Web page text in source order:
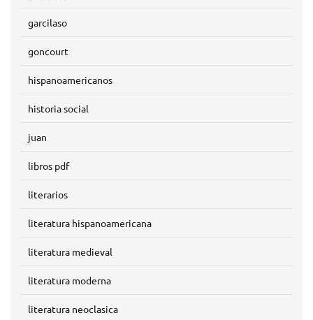
garcilaso
goncourt
hispanoamericanos
historia social
juan
libros pdf
literarios
literatura hispanoamericana
literatura medieval
literatura moderna
literatura neoclasica